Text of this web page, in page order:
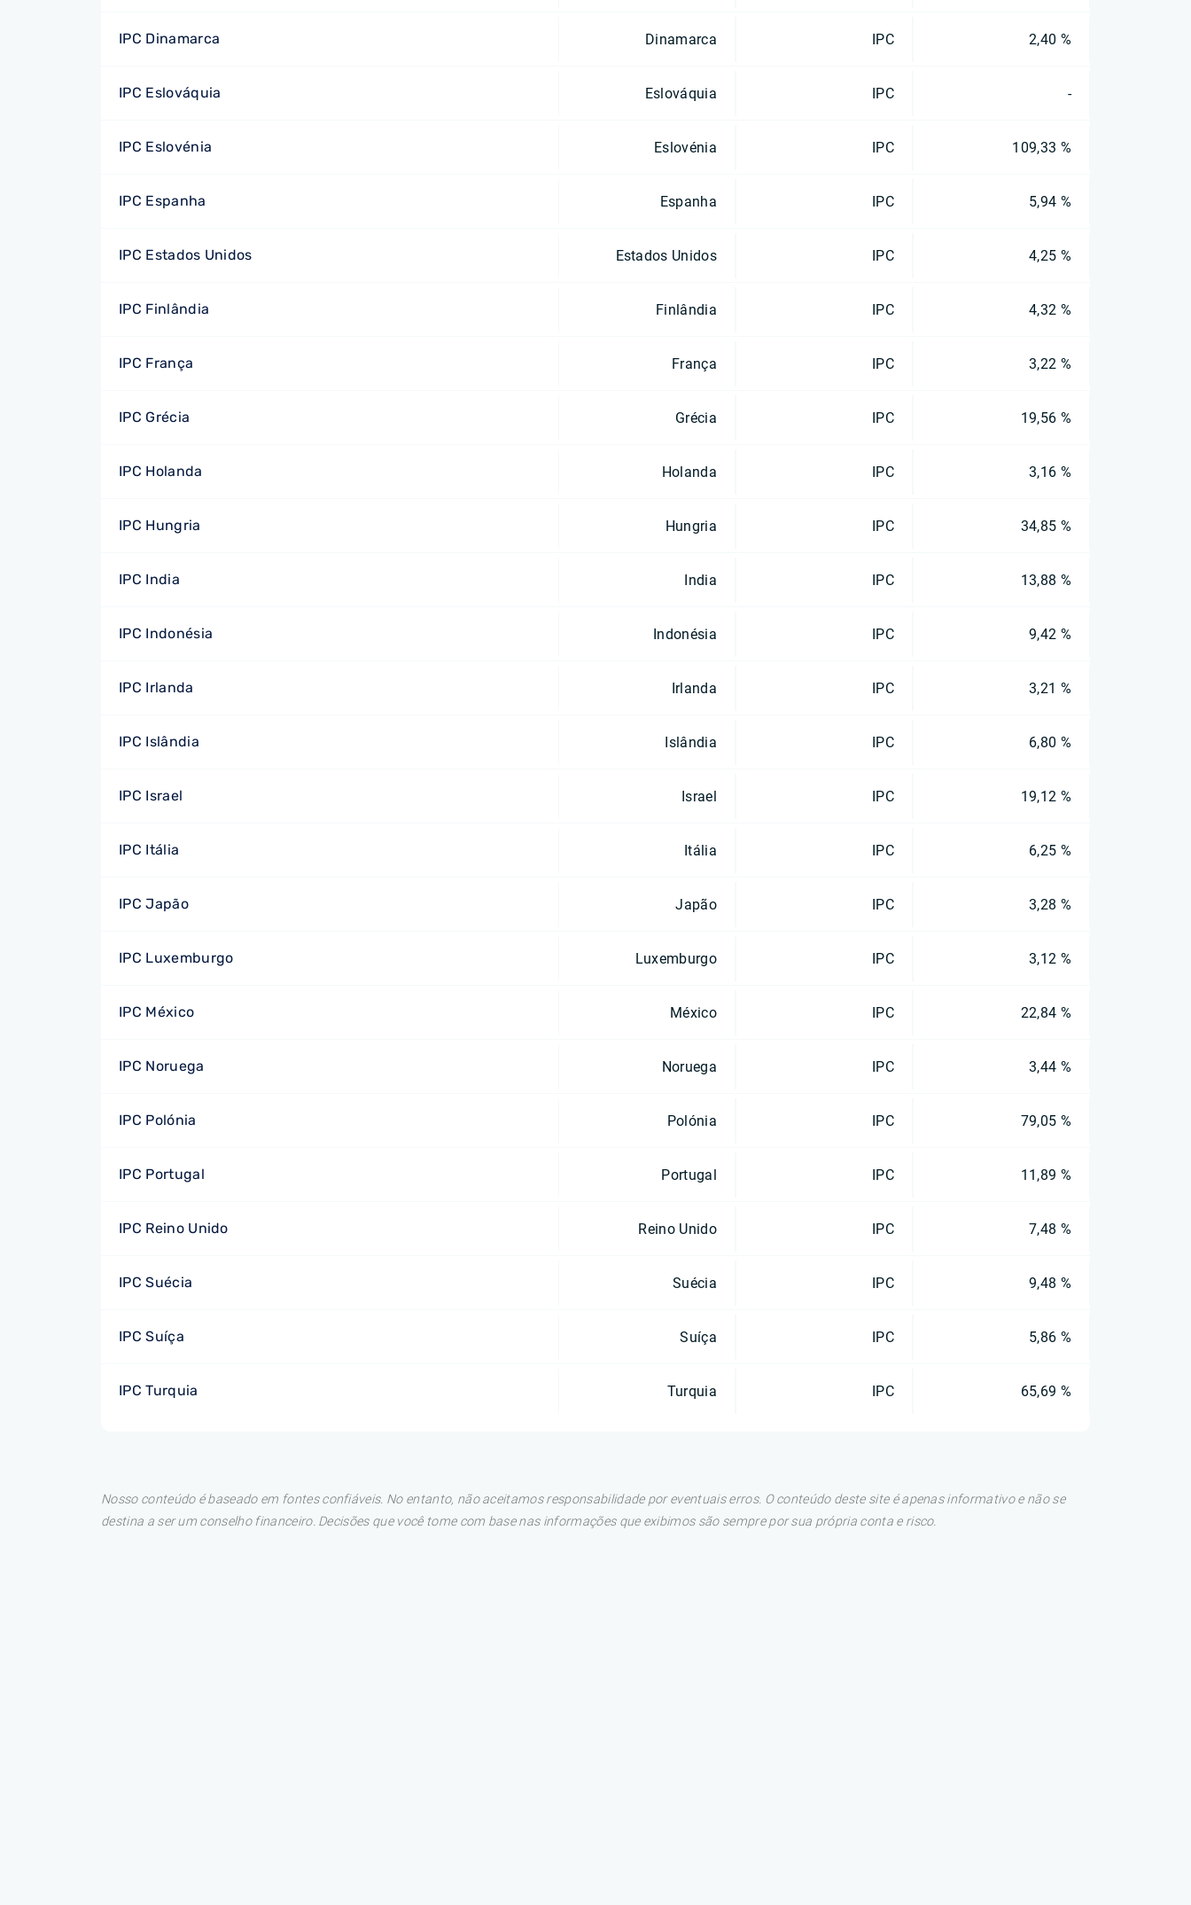
IPC Dinamarca Dinamarca IPC 2,40 %
IPC Eslováquia Eslováquia IPC -
IPC Eslovénia Eslovénia IPC 109,33 %
IPC Espanha Espanha IPC 5,94 %
IPC Estados Unidos Estados Unidos IPC 4,25 %
IPC Finlândia Finlândia IPC 4,32 %
IPC França França IPC 3,22 %
IPC Grécia Grécia IPC 19,56 %
IPC Holanda Holanda IPC 3,16 %
IPC Hungria Hungria IPC 34,85 %
IPC India India IPC 13,88 %
IPC Indonésia Indonésia IPC 9,42 %
IPC Irlanda Irlanda IPC 3,21 %
IPC Islândia Islândia IPC 6,80 %
IPC Israel Israel IPC 19,12 %
IPC Itália Itália IPC 6,25 %
IPC Japão Japão IPC 3,28 %
IPC Luxemburgo Luxemburgo IPC 3,12 %
IPC México México IPC 22,84 %
IPC Noruega Noruega IPC 3,44 %
IPC Polónia Polónia IPC 79,05 %
IPC Portugal Portugal IPC 11,89 %
IPC Reino Unido Reino Unido IPC 7,48 %
IPC Suécia Suécia IPC 9,48 %
IPC Suíça Suíça IPC 5,86 %
IPC Turquia Turquia IPC 65,69 %
Nosso conteúdo é baseado em fontes confiáveis. No entanto, não aceitamos responsabilidade por eventuais erros. O conteúdo deste site é apenas informativo e não se
destina a ser um conselho financeiro. Decisões que você tome com base nas informações que exibimos são sempre por sua própria conta e risco.